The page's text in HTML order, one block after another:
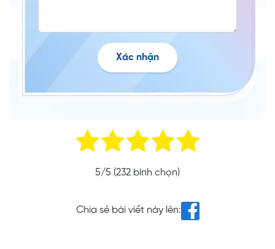
Xác nhận
5/5 (232 bình chọn)
Chia sẻ bài viết này lên: